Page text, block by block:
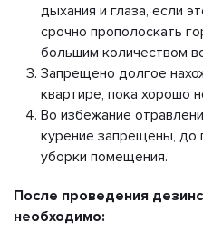
дыхания и глаза, если
срочно прополоскать
большим количеством
Запрещено долгое
квартире, пока хорошо
Во избежание
курение запрещены, до
уборки помещения.
После проведения
необходимо: